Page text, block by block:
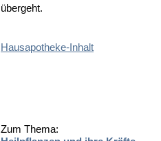
übergeht.
Hausapotheke-Inhalt
Zum Thema: